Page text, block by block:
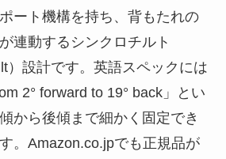
ート機構を持ち、背もたれの
連動するシンクロチルト
）設計です。英語スペックには
2° forward to 19° back」とい
から後傾まで細かく固定でき
。Amazon.co.jpでも正規品が